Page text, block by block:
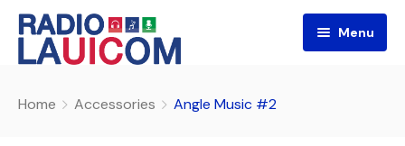
Menu
Home Accessories Angle Music #2